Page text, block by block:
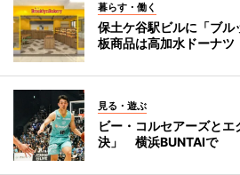
暮らす・働く
保土ケ谷駅ビルに「ブ
板商品は高加水ドーナツ
見る・遊ぶ
ビー・コルセアーズと
決」 横浜BUNTAIで